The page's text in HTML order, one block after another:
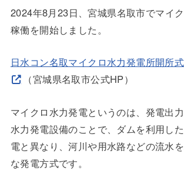
2024年8月23日、宮城県名取市でマイ
稼働を開始しました。
日水コン名取マイクロ水力発電所開所
（宮城県名取市公式HP）
マイクロ水力発電というのは、発電出
水力発電設備のことで、ダムを利用し
電と異なり、河川や用水路などの流水
な発電方式です。